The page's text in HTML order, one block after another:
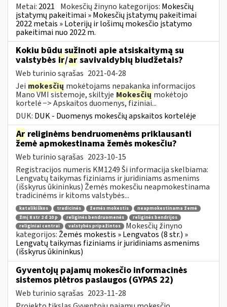
Metai: 2021 Mokesčių žinyno kategorijos: Mokesčių
įstatymų pakeitimai » Mokesčių įstatymų pakeitimai
2022 metais » Loterijų ir lošimų mokesčio įstatymo
pakeitimai nuo 2022 m.
Kokiu būdu sužinoti apie atsiskaitymą su
valstybės ir/ar savivaldybių biudžetais?
Web turinio sąrašas 2021-04-28
Jei mokesčių mokėtojams nepakanka informacijos
Mano VMI sistemoje, skiltyje Mokesčių mokėtojo
kortelė −> Apskaitos duomenys, fiziniai...
DUK: DUK - Duomenys mokesčių apskaitos kortelėje
Ar religinėms bendruomenėms priklausanti
žemė apmokestinama žemės mokesčiu?
Web turinio sąrašas 2023-10-15
Registracijos numeris KM1249 Ši informacija skelbiama:
Lengvatų taikymas fiziniams ir juridiniams asmenims
(išskyrus ūkininkus) Žemės mokesčiu neapmokestinama
tradicinėms ir kitoms valstybės...
katalikiškos tradicinės žemės mokestis
neapmokestinama žemė
žmį 8 str 2 d 10 p
religinės bendruomenės
religinės bendrijos
religiniai centrai
valstybės pripažintos
Mokesčių žinyno
kategorijos: Žemės mokestis » Lengvatos (8 str.) »
Lengvatų taikymas fiziniams ir juridiniams asmenims
(išskyrus ūkininkus)
Gyventojų pajamų mokesčio informacinės
sistemos plėtros paslaugos (GYPAS 22)
Web turinio sąrašas 2023-11-28